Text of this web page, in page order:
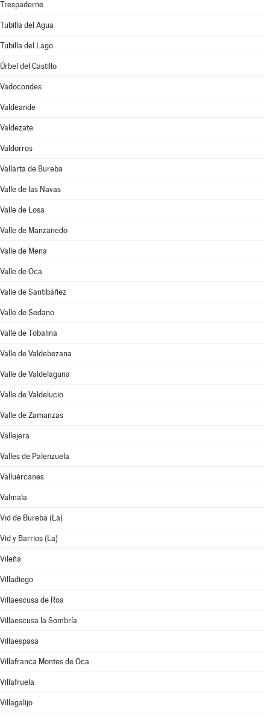
Trespaderne
Tubilla del Agua
Tubilla del Lago
Úrbel del Castillo
Vadocondes
Valdeande
Valdezate
Valdorros
Vallarta de Bureba
Valle de las Navas
Valle de Losa
Valle de Manzanedo
Valle de Mena
Valle de Oca
Valle de Santibáñez
Valle de Sedano
Valle de Tobalina
Valle de Valdebezana
Valle de Valdelaguna
Valle de Valdelucio
Valle de Zamanzas
Vallejera
Valles de Palenzuela
Valluércanes
Valmala
Vid de Bureba (La)
Vid y Barrios (La)
Vileña
Villadiego
Villaescusa de Roa
Villaescusa la Sombría
Villaespasa
Villafranca Montes de Oca
Villafruela
Villagalijo